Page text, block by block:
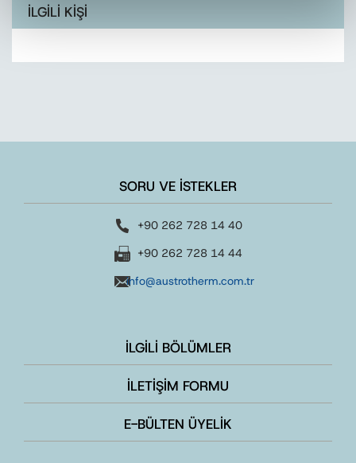
İLGİLİ KİŞİ
SORU VE İSTEKLER
+90 262 728 14 40
+90 262 728 14 44
info@austrotherm.com.tr
İLGİLİ BÖLÜMLER
İLETİŞİM FORMU
E-BÜLTEN ÜYELİK